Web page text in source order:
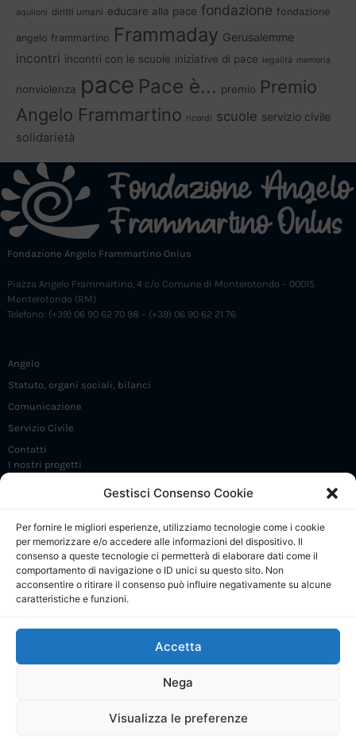
Gestisci Consenso Cookie
Per fornire le migliori esperienze, utilizziamo tecnologie come i cookie
per memorizzare e/o accedere alle informazioni del dispositivo. Il
consenso a queste tecnologie ci permetterà di elaborare dati come il
comportamento di navigazione o ID unici su questo sito. Non
acconsentire o ritirare il consenso può influire negativamente su alcune
caratteristiche e funzioni.
Accetta
Nega
Visualizza le preferenze
aquiloni diritti umani educare alla pace fondazione fondazione
angelo frammartino Frammaday Gerusalemme
incontri incontri con le scuole iniziative di pace legalità memoria
nonviolenza pace Pace è... premio Premio
Angelo Frammartino ricordi scuole servizio civile
solidarietà
Fondazione Angelo Frammartino Onlus
Piazza Angelo Frammartino, 4 c/o Comune di Monterotondo – 00015
Monterotondo (RM)
Telefono: (+39) 06 90 62 70 98 – (+39) 06 90 62 21 76
Angelo
Statuto, organi sociali, bilanci
Comunicazione
Servizio Civile
Contatti
I nostri progetti
Premio Angelo Frammartino
Sostieni 5 X 1000
CdP: Presentazione
CdP: Regolamento e Comitato di gestione
CdP: Collabora e contatti
© Tutti i diritti riservati